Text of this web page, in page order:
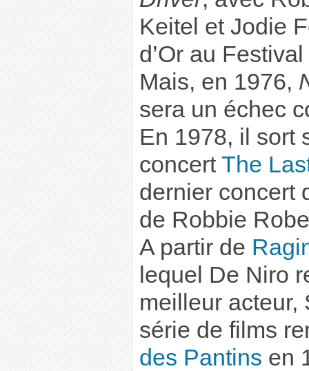
Keitel et Jodie
d’Or au
Mais, en 1976,
sera un échec
En 1978, il sort
concertThe
dernier concert
de Robbie
A partir de
lequel De Niro
meilleur acteur,
série de films
des Pantins en